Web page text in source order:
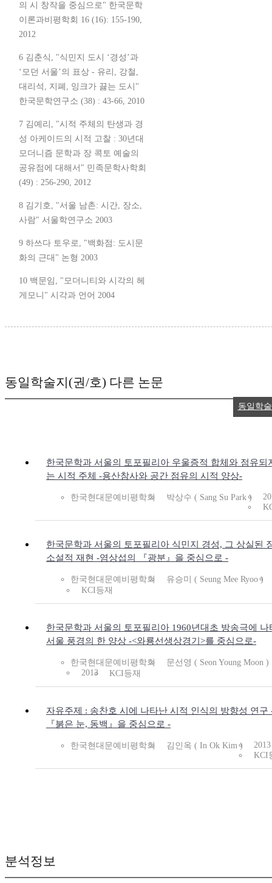
의 시 창작을 중심으로" 한국문학
이론과비평학회 16 (16): 155-190,
2012
6 김춘식, "식민지 도시 ‘경성’과
‘모던 서울’의 표상 - 유리, 강철,
대리석, 지폐, 잉크가 끓는 도시"
한국문학연구소 (38) : 43-66, 2010
7 김예리, "시적 주체의 탄생과 경
성 아케이드의 시적 고찰 : 30년대
모더니즘 문학과 장 콕토 예술의
공유점에 대해서" 민족문학사학회
(49) : 256-290, 2012
8 김기호, "서울 남촌: 시간, 장소,
사람" 서울학연구소 2003
9 하쓰다 토우로, "백화점: 도시문
화의 근대" 논형 2003
10 백문임, "모더니티와 시각의 헤
게모니" 시각과 언어 2004
동일학술지(권/호) 다른 논문
한국문학과 서울의 토포필리아 우울증적 합체와 점유되
는 시적 주체 -용산참사와 공간 점유의 시적 양상-
한국현대문예비평학회 박상수 ( Sang Su Park )
한국문학과 서울의 토포필리아 식민지 경성, 그 상실된
소설적 재현 -염상섭의 『광분』을 중심으로 -
한국현대문예비평학회
유승미 ( Seung Mee Ryoo )
KCI등재
한국문학과 서울의 토포필리아 1960년대초 방송극에 나
서울 풍경의 한 양상 -<와룡선생상경기>를 중심으로-
한국현대문예비평학회
문선영 ( Seon Young Moon )
2013
KCI등재
자유주제 : 송찬호 시에 나타난 시적 인식의 방향성 연구
『붉은 눈, 동백』을 중심으로 -
한국현대문예비평학회 김인옥 ( In Ok Kim )
2013
KCI
동일학
분석정보